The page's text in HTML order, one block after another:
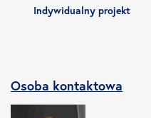
Indywidualny projekt
Osoba kontaktowa